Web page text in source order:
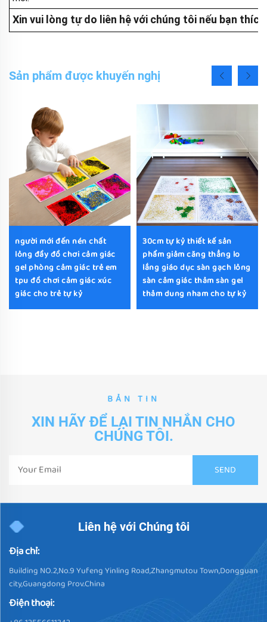
Xin vui lòng tự do liên hệ với chúng tôi nếu bạn
Sản phẩm được khuyến nghị
người mới đến nén chất
lỏng đầy đồ chơi cảm giác
gel phòng cảm giác trẻ em
tpu đồ chơi cảm giác xúc
giác cho trẻ tự kỷ
30cm tự kỷ thiết kế sản
phẩm giảm căng thẳng lo
lắng giáo dục sàn gạch lỏng
sàn cảm giác thảm sàn gel
thảm dung nham cho tự kỷ
BẢN TIN
XIN HÃY ĐỂ LẠI TIN NHẮN CHO
CHÚNG TÔI.
Liên hệ với Chúng tôi
Địa chỉ:
Building NO.2,No.9 Yufeng Yinling Road,Zhangmutou Town,Dongguan
city,Guangdong Prov.China
Điện thoại: